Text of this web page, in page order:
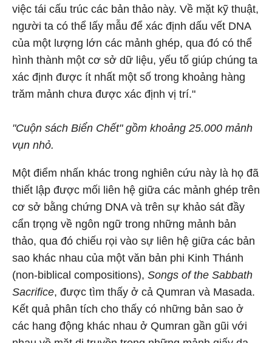
việc tái cấu trúc các bản thảo này. Về mặt kỹ thuật,
người ta có thể lấy mẫu để xác định dấu vết DNA
của một lượng lớn các mảnh ghép, qua đó có thể
hình thành một cơ sở dữ liệu, yếu tố giúp chúng ta
xác định được ít nhất một số trong khoảng hàng
trăm mảnh chưa được xác định vị trí."
"Cuộn sách Biển Chết" gồm khoảng 25.000 mảnh
vụn nhỏ.
Một điểm nhấn khác trong nghiên cứu này là họ đã
thiết lập được mối liên hệ giữa các mảnh ghép trên
cơ sở bằng chứng DNA và trên sự khảo sát đầy
cẩn trọng về ngôn ngữ trong những mảnh bản
thảo, qua đó chiếu rọi vào sự liên hệ giữa các bản
sao khác nhau của một văn bản phi Kinh Thánh
(non-biblical compositions), Songs of the Sabbath
Sacrifice, được tìm thấy ở cả Qumran và Masada.
Kết quả phân tích cho thấy có những bản sao ở
các hang động khác nhau ở Qumran gần gũi với